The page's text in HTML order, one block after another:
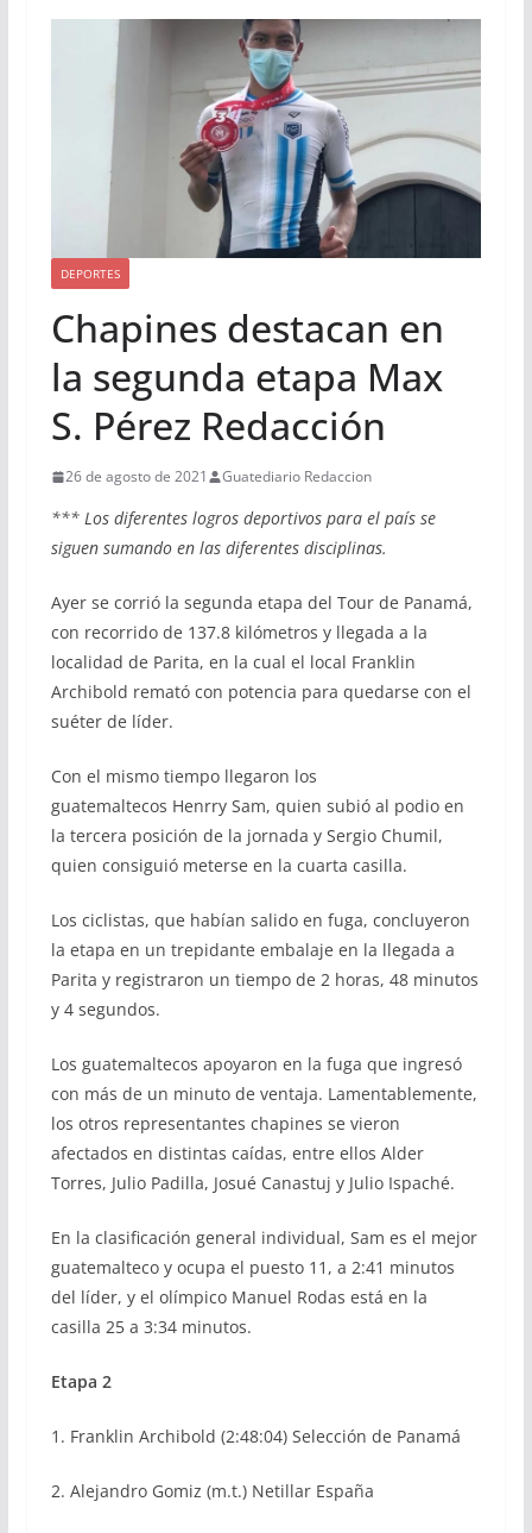
DEPORTES
Chapines destacan en
la segunda etapa Max
S. Pérez Redacción
26 de agosto de 2021 Guatediario Redaccion
*** Los diferentes logros deportivos para el país se
siguen sumando en las diferentes disciplinas.
Ayer se corrió la segunda etapa del Tour de Panamá,
con recorrido de 137.8 kilómetros y llegada a la
localidad de Parita, en la cual el local Franklin
Archibold remató con potencia para quedarse con el
suéter de líder.
Con el mismo tiempo llegaron los
guatemaltecos Henrry Sam, quien subió al podio en
la tercera posición de la jornada y Sergio Chumil,
quien consiguió meterse en la cuarta casilla.
Los ciclistas, que habían salido en fuga, concluyeron
la etapa en un trepidante embalaje en la llegada a
Parita y registraron un tiempo de 2 horas, 48 minutos
y 4 segundos.
Los guatemaltecos apoyaron en la fuga que ingresó
con más de un minuto de ventaja. Lamentablemente,
los otros representantes chapines se vieron
afectados en distintas caídas, entre ellos Alder
Torres, Julio Padilla, Josué Canastuj y Julio Ispaché.
En la clasificación general individual, Sam es el mejor
guatemalteco y ocupa el puesto 11, a 2:41 minutos
del líder, y el olímpico Manuel Rodas está en la
casilla 25 a 3:34 minutos.
Etapa 2
1. Franklin Archibold (2:48:04) Selección de Panamá
2. Alejandro Gomiz (m.t.) Netillar España